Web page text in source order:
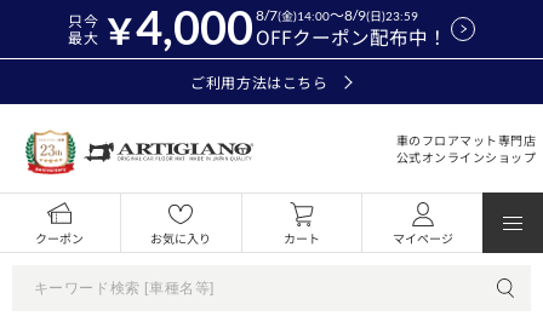
只今
最大
4,000OFFクーポン配布中！
8/7(金)14:00～8/9(日)23:59
ご利用方法はこちら
車のフロアマット専門店
公式オンラインショップ
クーポン お気に入り カート マイページ